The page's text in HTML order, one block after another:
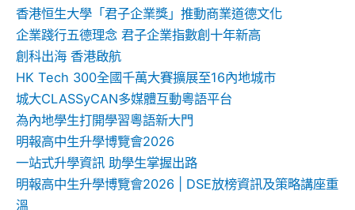
香港恒生大學「君子企業獎」推動商業道德文化
企業踐行五德理念 君子企業指數創十年新高
創科出海 香港啟航
HK Tech 300全國千萬大賽擴展至16內地城市
城大CLASSyCAN多媒體互動粵語平台
為內地學生打開學習粵語新大門
明報高中生升學博覽會2026
一站式升學資訊 助學生掌握出路
明報高中生升學博覽會2026 | DSE放榜資訊及策略講座重
溫